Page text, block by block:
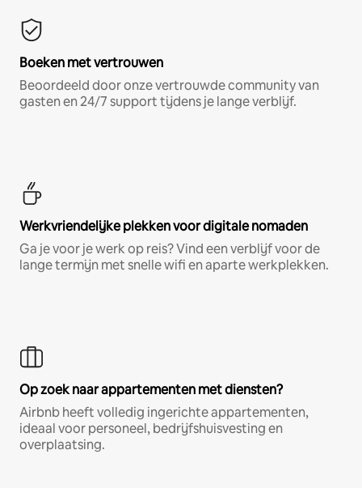
Boeken met vertrouwen
Beoordeeld door onze vertrouwde community van
gasten en 24/7 support tijdens je lange verblijf.
Werkvriendelijke plekken voor digitale nomaden
Ga je voor je werk op reis? Vind een verblijf voor de
lange termijn met snelle wifi en aparte werkplekken.
Op zoek naar appartementen met diensten?
Airbnb heeft volledig ingerichte appartementen,
ideaal voor personeel, bedrijfshuisvesting en
overplaatsing.